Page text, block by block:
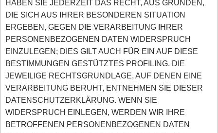
HABEN SIE JEDERZEIT DAS RECHT, AUS GRÜNDEN,
DIE SICH AUS IHRER BESONDEREN SITUATION
ERGEBEN, GEGEN DIE VERARBEITUNG IHRER
PERSONENBEZOGENEN DATEN WIDERSPRUCH
EINZULEGEN; DIES GILT AUCH FÜR EIN AUF DIESE
BESTIMMUNGEN GESTÜTZTES PROFILING. DIE
JEWEILIGE RECHTSGRUNDLAGE, AUF DENEN EINE
VERARBEITUNG BERUHT, ENTNEHMEN SIE DIESER
DATENSCHUTZERKLÄRUNG. WENN SIE
WIDERSPRUCH EINLEGEN, WERDEN WIR IHRE
BETROFFENEN PERSONENBEZOGENEN DATEN